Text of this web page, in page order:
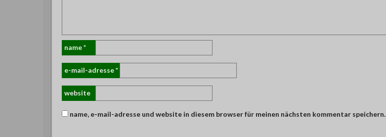
name*
e-mail-adresse*
website
name, e-mail-adresse und website in diesem browser für meinen nächsten kommentar speichern.